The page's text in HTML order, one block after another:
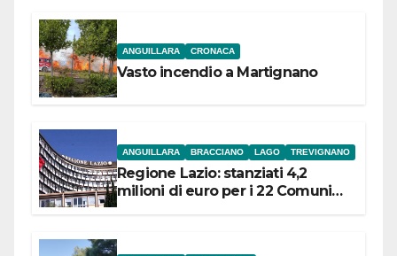
ANGUILLARA CRONACA
Vasto incendio a Martignano
ANGUILLARA BRACCIANO LAGO TREVIGNANO
Regione Lazio: stanziati 4,2
milioni di euro per i 22 Comuni